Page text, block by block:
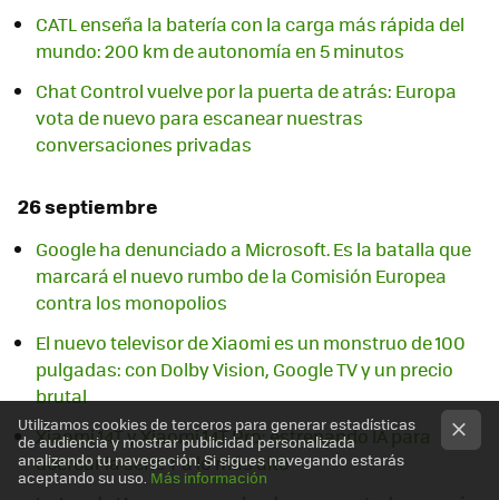
CATL enseña la batería con la carga más rápida del
mundo: 200 km de autonomía en 5 minutos
Chat Control vuelve por la puerta de atrás: Europa
vota de nuevo para escanear nuestras
conversaciones privadas
26 septiembre
Google ha denunciado a Microsoft. Es la batalla que
marcará el nuevo rumbo de la Comisión Europea
contra los monopolios
El nuevo televisor de Xiaomi es un monstruo de 100
pulgadas: con Dolby Vision, Google TV y un precio
brutal
Xiaomi 14T y Xiaomi 14T Pro: estrenando IA para
acercar la serie T a lo más alto
Utilizamos cookies de terceros para generar estadísticas
de audiencia y mostrar publicidad personalizada
analizando tu navegación. Si sigues navegando estarás
aceptando su uso. Más información